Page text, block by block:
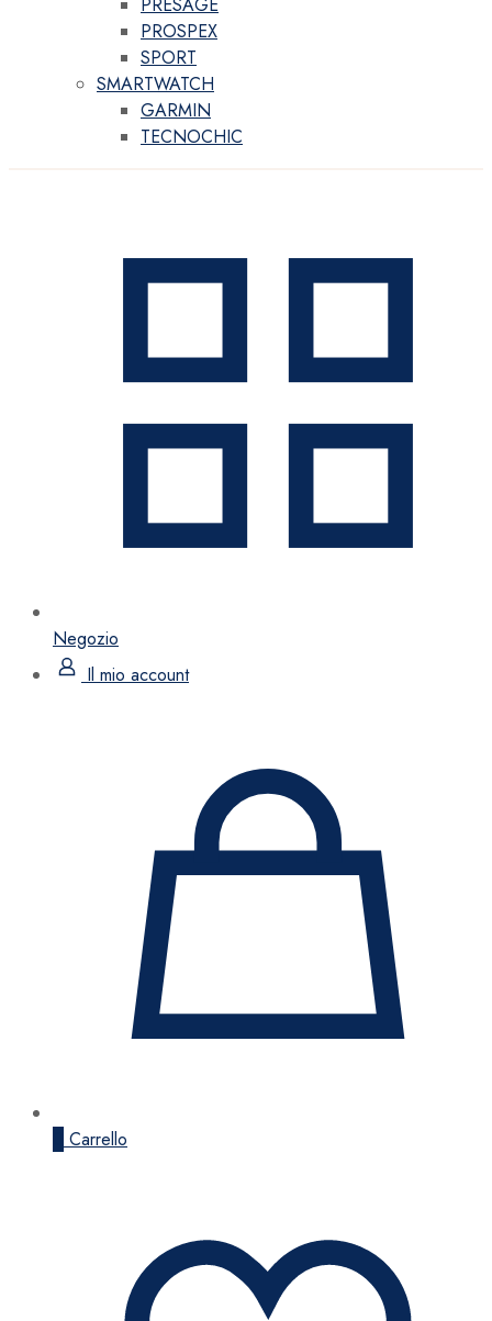
PRESAGE
PROSPEX
SPORT
SMARTWATCH
GARMIN
TECNOCHIC
Negozio
Il mio account
Carrello